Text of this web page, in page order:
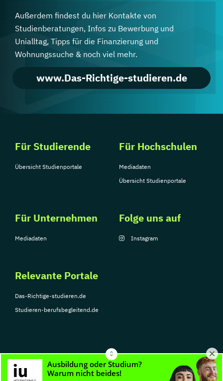
Außerdem findest du hier Kontakte von
Studienberatungen, Infos zu Bewerbung und
Unialltag, Tipps für die Finanzierung und
Wohnungssuche & noch viel mehr.
www.Das-Richtige-studieren.de
Für Studierende
Übersicht Studienportale
Für Hochschulen
Mediadaten
Übersicht Studienportale
Für Unternehmen
Mediadaten
Relevante Portale
Das-Richtige-studieren.de
Studieren-berufsbegleitend.de
Folge uns auf
Instagram
© Copyright 2026, TarGroup Media GmbH